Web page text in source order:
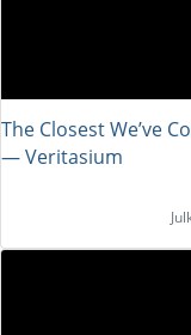
The Closest We’ve
― Veritasium